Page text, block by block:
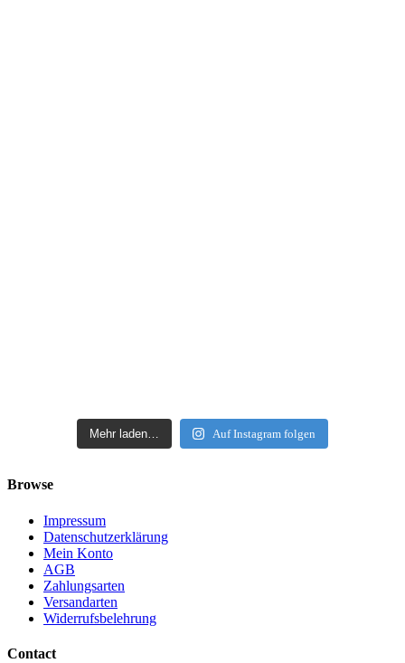
Mehr laden… Auf Instagram folgen
Browse
Impressum
Datenschutzerklärung
Mein Konto
AGB
Zahlungsarten
Versandarten
Widerrufsbelehrung
Contact